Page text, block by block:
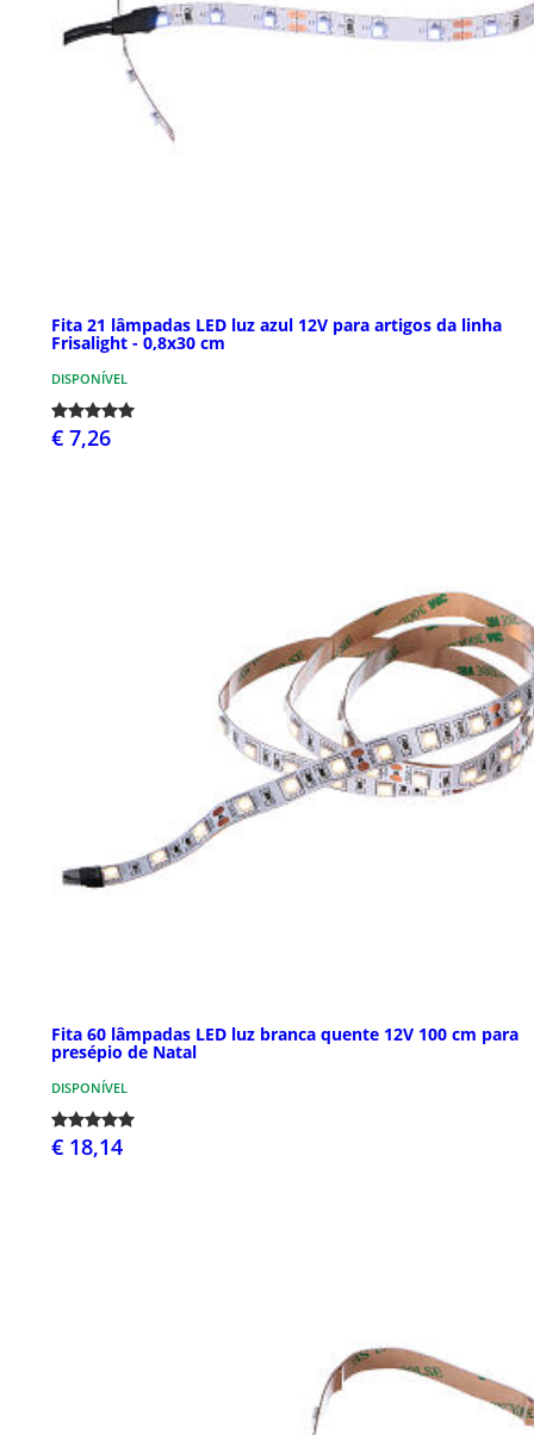
Fita 21 lâmpadas LED luz azul 12V para artigos da linha
Frisalight - 0,8x30 cm
DISPONÍVEL
€ 7,26
Fita 60 lâmpadas LED luz branca quente 12V 100 cm para
presépio de Natal
DISPONÍVEL
€ 18,14